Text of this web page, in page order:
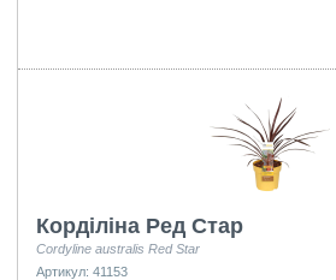
Корділіна Ред Стар
Cordyline australis Red Star
Артикул: 41153